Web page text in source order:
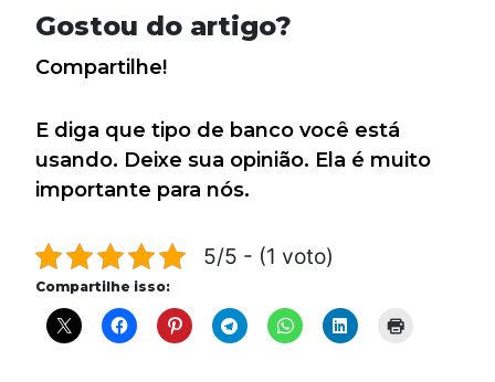
Gostou do artigo?
Compartilhe!
E diga que tipo de banco você está
usando. Deixe sua opinião. Ela é muito
importante para nós.
5/5 - (1 voto)
Compartilhe isso: